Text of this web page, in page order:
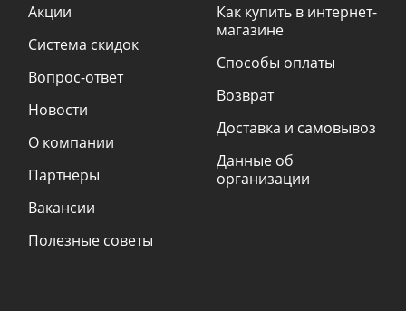
Акции
Система скидок
Вопрос-ответ
Новости
О компании
Партнеры
Вакансии
Полезные советы
Как купить в интернет-
магазине
Способы оплаты
Возврат
Доставка и самовывоз
Данные об
организации